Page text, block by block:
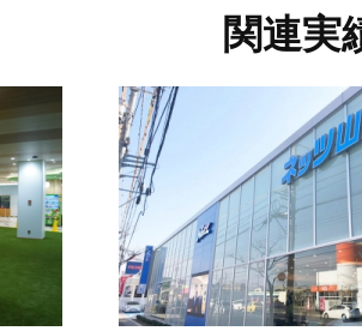
関連実